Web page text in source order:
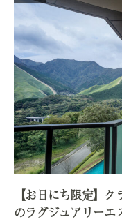
【お日にち限定】
のラグジュアリーエ